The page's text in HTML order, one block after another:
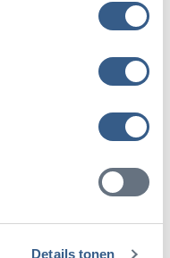
Details tonen
scholen